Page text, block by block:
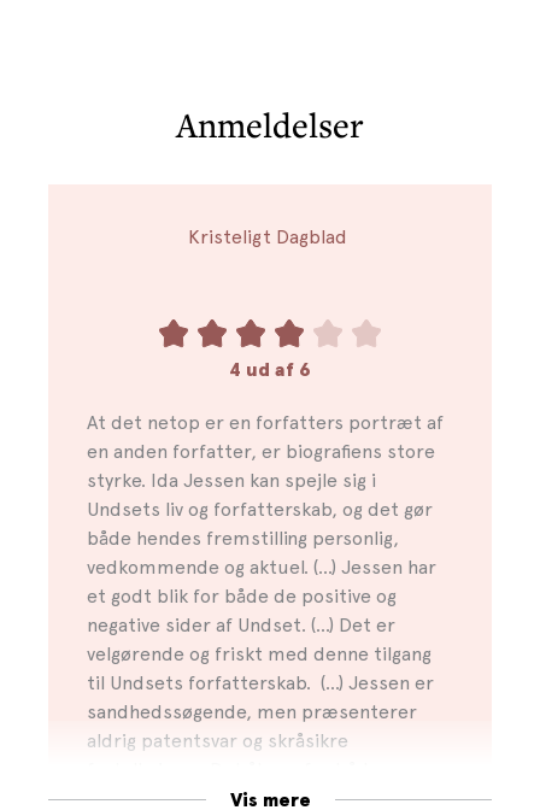
Anmeldelser
Kristeligt Dagblad
4 ud af 6
At det netop er en forfatters portræt af
en anden forfatter, er biografiens store
styrke. Ida Jessen kan spejle sig i
Undsets liv og forfatterskab, og det gør
både hendes fremstilling personlig,
vedkommende og aktuel. (…) Jessen har
et godt blik for både de positive og
negative sider af Undset. (…) Det er
velgørende og friskt med denne tilgang
til Undsets forfatterskab. (…) Jessen er
sandhedssøgende, men præsenterer
aldrig patentsvar og skråsikre
Undsets forfatterskab og liv - ligesom
Vis mere